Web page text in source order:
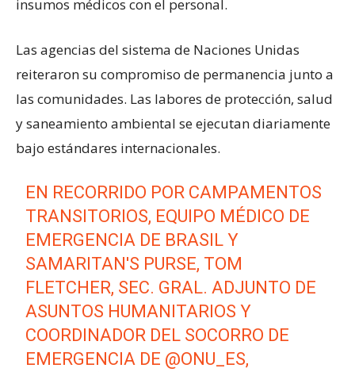
insumos médicos con el personal.
Las agencias del sistema de Naciones Unidas
reiteraron su compromiso de permanencia junto a
las comunidades. Las labores de protección, salud
y saneamiento ambiental se ejecutan diariamente
bajo estándares internacionales.
EN RECORRIDO POR CAMPAMENTOS
TRANSITORIOS, EQUIPO MÉDICO DE
EMERGENCIA DE BRASIL Y
SAMARITAN'S PURSE, TOM
FLETCHER, SEC. GRAL. ADJUNTO DE
ASUNTOS HUMANITARIOS Y
COORDINADOR DEL SOCORRO DE
EMERGENCIA DE @ONU_ES,